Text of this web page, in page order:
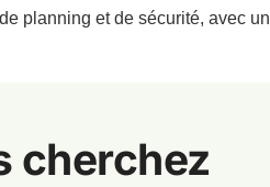
planning et de sécurité, avec un
cherchez